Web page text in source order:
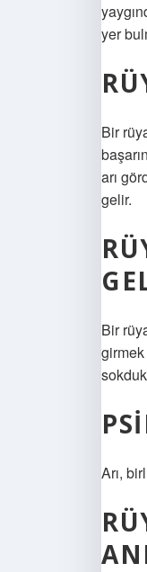
yer
Bir
arı
gelir.
Bir
Arı,